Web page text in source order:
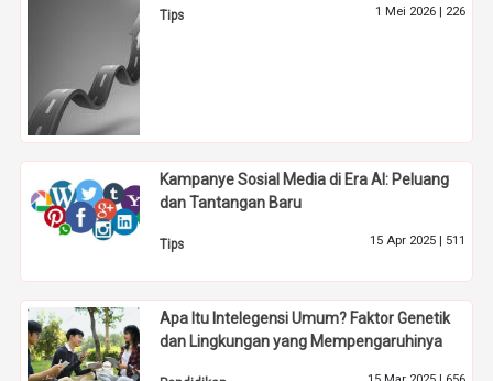
Tips 1 Mei 2026 | 226
Kampanye Sosial Media di Era AI: Peluang
dan Tantangan Baru
Tips 15 Apr 2025 | 511
Apa Itu Intelegensi Umum? Faktor Genetik
dan Lingkungan yang Mempengaruhinya